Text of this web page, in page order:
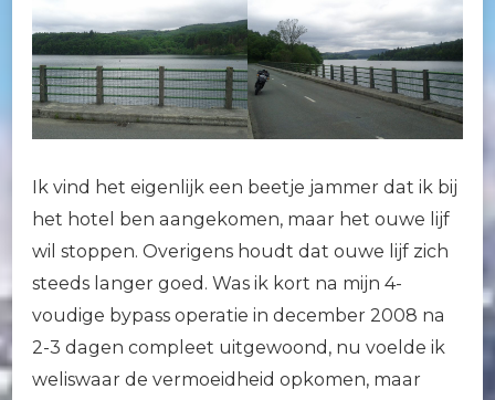
Ik vind het eigenlijk een beetje jammer dat ik bij
het hotel ben aangekomen, maar het ouwe lijf
wil stoppen. Overigens houdt dat ouwe lijf zich
steeds langer goed. Was ik kort na mijn 4-
voudige bypass operatie in december 2008 na
2-3 dagen compleet uitgewoond, nu voelde ik
weliswaar de vermoeidheid opkomen, maar